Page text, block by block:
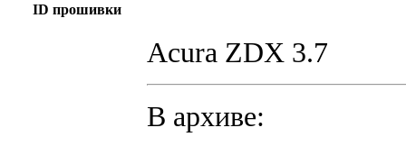
ID прошивки
Acura ZDX 3.7
В архиве: